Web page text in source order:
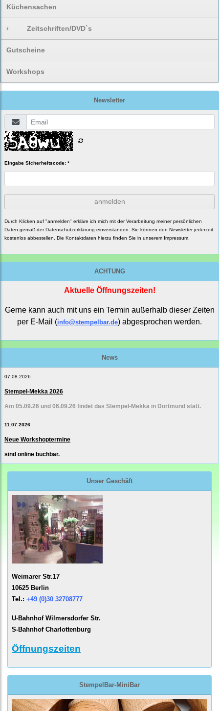
Küchensachen
› Zeitschriften/DVD`s
Gutscheine
Workshops
Newsletter
Eingabe Sicherheitscode: *
anmelden
Durch Klicken auf "anmelden" erkläre ich mich mit der Verarbeitung meiner persönlichen
Daten gemäß der Datenschutzerklärung einverstanden. Sie können den Newsletter jederzeit
kostenlos abbestellen. Die Kontaktdaten hierzu finden Sie in unserem Impressum.
ACHTUNG
Aktuelle Öffnungszeiten!
Gerne kann auch mit uns ein Termin außerhalb dieser Zeiten
per E-Mail (info@stempelbar.de) abgesprochen werden.
News
07.08.2026
Stempel-Mekka 2026
Am 05.09.26 und 06.09.26 findet das Stempel-Mekka in Dortmund statt.
11.07.2026
Neue Workshoptermine
sind online buchbar.
Unser Geschäft
Weimarer Str.17
10625 Berlin
Tel.: +49 (0)30 32708777
U-Bahnhof Wilmersdorfer Str.
S-Bahnhof Charlottenburg
Öffnungszeiten
StempelBar-MiniBar